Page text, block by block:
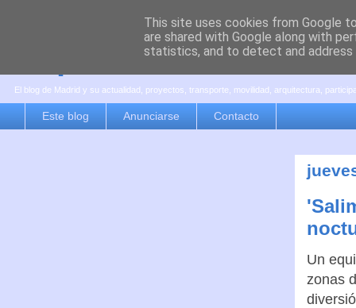
es por madrid
El blog de Madrid y su actualidad, proyectos, transporte, movilidad, arquitectura,
Este blog Anunciarse Contacto
Un
zonas
This site uses cookies from Google
are shared with Google along with
statistics, and to detect and address